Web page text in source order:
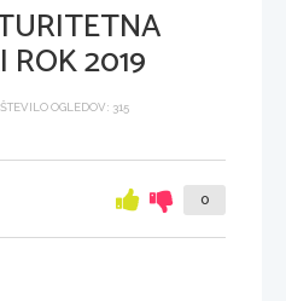
ROK 2019
ŠTEVILO OGLEDOV: 315
prikaži meni 0